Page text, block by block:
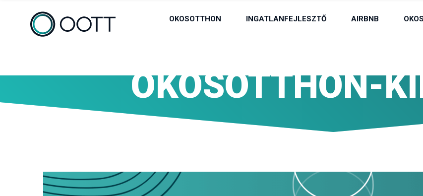
OKOSOTTHON INGATLANFEJLESZTŐ AIRBNB
OKOSOTTHON-